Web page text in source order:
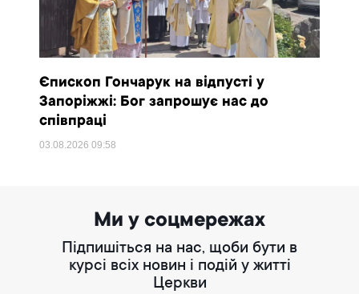
Єпископ Гончарук на відпусті у
Запоріжжі: Бог запрошує нас до
співпраці
03.08.202609:58
Ми у соцмережах
Підпишіться на нас, щоби бути в
курсі всіх новин і подій у житті
Церкви